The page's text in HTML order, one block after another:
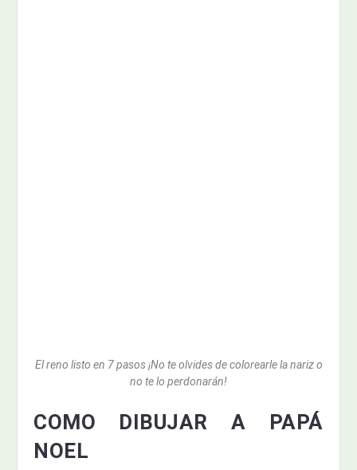
El reno listo en 7 pasos ¡No te olvides de colorearle la nariz o
no te lo perdonarán!
COMO DIBUJAR A PAPÁ
NOEL